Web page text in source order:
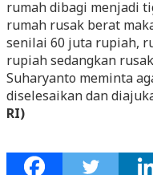
rumah dibagi menjadi
rumah rusak berat
senilai 60 juta rupiah,
rupiah sedangkan
Suharyanto meminta
diselesaikan dan
RI)